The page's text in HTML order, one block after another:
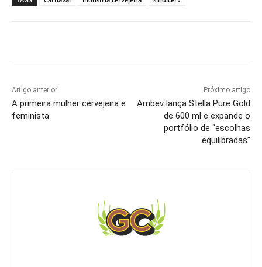
Artigo anterior
A primeira mulher cervejeira e
feminista
Próximo artigo
Ambev lança Stella Pure Gold
de 600 ml e expande o
portfólio de “escolhas
equilibradas”